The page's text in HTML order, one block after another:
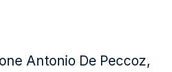
Antonio De Peccoz,